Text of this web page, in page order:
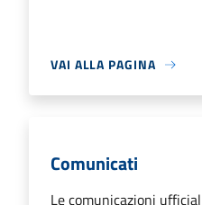
VAI ALLA PAGINA
Comunicati
Le comunicazioni